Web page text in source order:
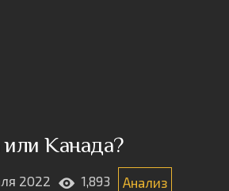
или Канада?
2022 1,893 Анализ